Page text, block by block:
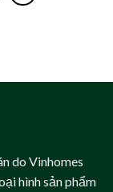
do Vinhomes
hình sản phẩm